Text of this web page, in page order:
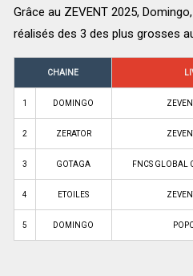
Grâce au ZEVENT 2025,
réalisés des 3 des plus grosses
CHAINE
1 DOMINGO
2 ZERATOR
3 GOTAGA FNCS GLOBAL
4 ETOILES
5 DOMINGO